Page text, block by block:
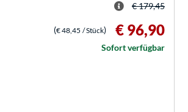
€ 179,45
(€ 48,45 / Stück) € 96,90
Sofort verfügbar